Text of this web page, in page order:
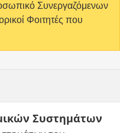
Συνεργαζόμενων
Φοιτητές που
Συστημάτων